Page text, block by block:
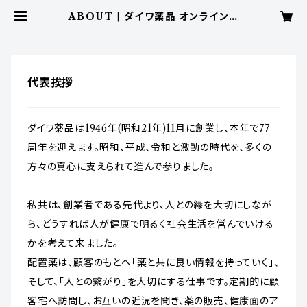
ABOUT | ダイワ薬品 オンラインシ
代表挨拶
ダイワ薬品は1946年(昭和21年)11月に創業し、本年で77
周年を迎えます。昭和、平成、令和と激動の時代を、多くの
方々の真心に支えられて進んで参りました。
私共は、創業者である先代より、人との縁を大切にしなが
ら、どうすれば人が健康で明るく社会生活を営んでいける
かを考えて来ました。
配置薬は、顧客のもとへ「薬と共に良い情報を持っていく」、
そして、「人との繋がり」を大切にする仕事です。定期的に顧
客宅へ訪問し、お互いの近況を聞き、薬の販売、健康面のア